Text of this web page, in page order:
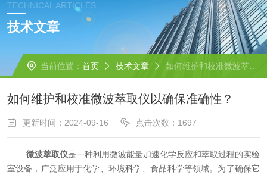
TECHNICAL ARTICLES
技术文章
当前位置： 首页 技术文章 如何维护和校准微波萃取仪以确保准确性？
如何维护和校准微波萃取仪以确保准确性？
更新时间：2024-09-16 点击次数：1697
微波萃取仪是一种利用微波能量加速化学反应和萃取过程的实验
室设备，广泛应用于化学、环境科学、食品科学等领域。为了确保它